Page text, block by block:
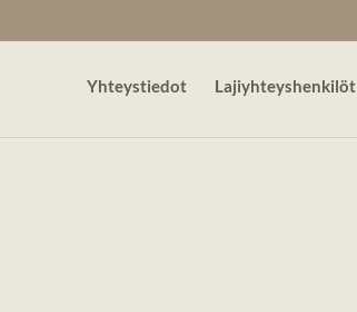
Yhteystiedot Lajiyhteyshenkilöt